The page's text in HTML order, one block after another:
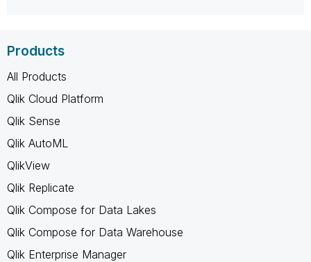
Products
All Products
Qlik Cloud Platform
Qlik Sense
Qlik AutoML
QlikView
Qlik Replicate
Qlik Compose for Data Lakes
Qlik Compose for Data Warehouse
Qlik Enterprise Manager